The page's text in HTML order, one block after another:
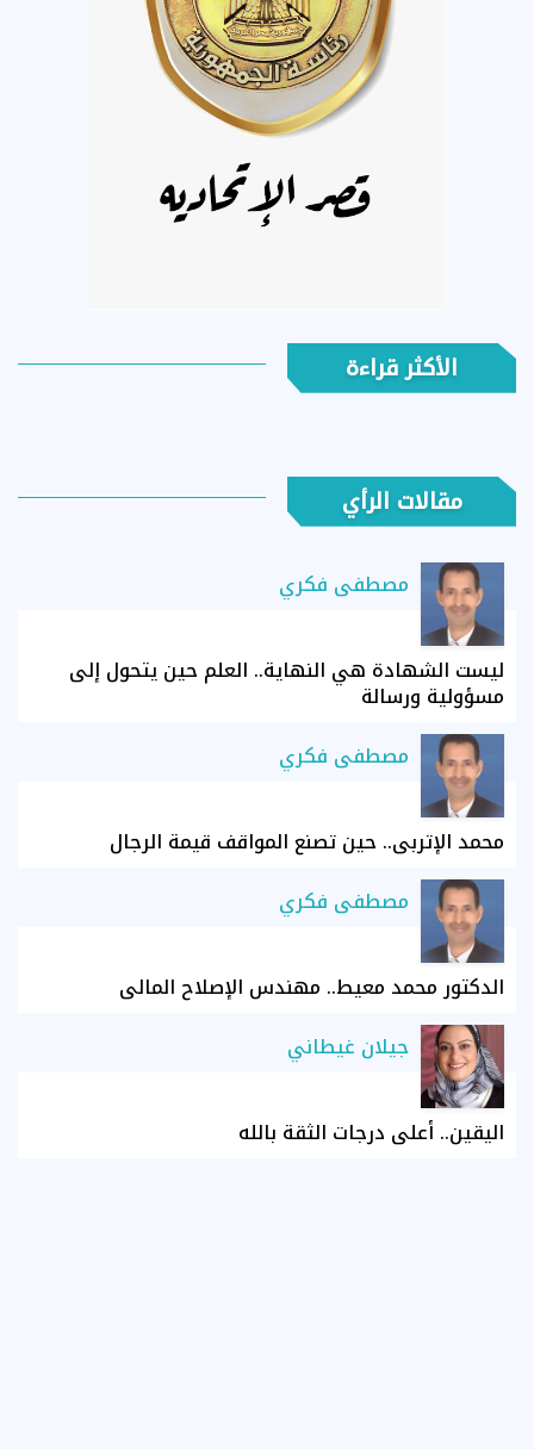
الأكثر قراءة
مقالات الرأي
مصطفى فكري
ليست الشهادة هي النهاية.. العلم حين يتحول إلى
مسؤولية ورسالة
مصطفى فكري
محمد الإتربي.. حين تصنع المواقف قيمة الرجال
مصطفى فكري
الدكتور محمد معيط.. مهندس الإصلاح المالي
جيلان غيطاني
اليقين.. أعلى درجات الثقة بالله